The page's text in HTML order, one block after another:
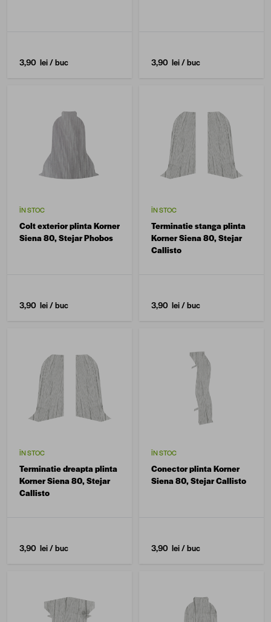
3,90 lei/ buc 3,90 lei/ buc
ÎN STOC
Colt exterior plinta Korner
Siena 80, Stejar Phobos
3,90 lei/ buc
ÎN STOC
Terminatie stanga plinta
Korner Siena 80, Stejar
Callisto
3,90 lei/ buc
ÎN STOC
Terminatie dreapta plinta
Korner Siena 80, Stejar
Callisto
3,90 lei/ buc
ÎN STOC
Conector plinta Korner
Siena 80, Stejar Callisto
3,90 lei/ buc